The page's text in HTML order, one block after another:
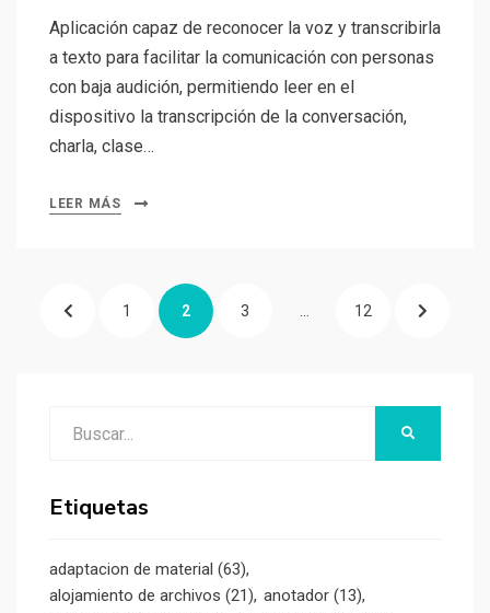
Aplicación capaz de reconocer la voz y transcribirla
a texto para facilitar la comunicación con personas
con baja audición, permitiendo leer en el
dispositivo la transcripción de la conversación,
charla, clase…
LEER MÁS
Paginación
PÁGINAPÁGINA
1 PÁGINA
2 PÁGINA
3 … PÁGINA
12 PÁGINA
Etiquetas
adaptacion de material (63)
alojamiento de archivos (21) anotador (13)